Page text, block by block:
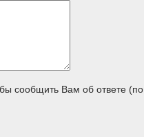
сообщить Вам об ответе (по